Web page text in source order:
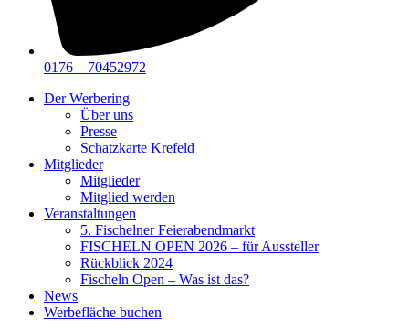
0176 – 70452972
Der Werbering
Über uns
Presse
Schatzkarte Krefeld
Mitglieder
Mitglieder
Mitglied werden
Veranstaltungen
5. Fischelner Feierabendmarkt
FISCHELN OPEN 2026 – für Aussteller
Rückblick 2024
Fischeln Open – Was ist das?
News
Werbefläche buchen